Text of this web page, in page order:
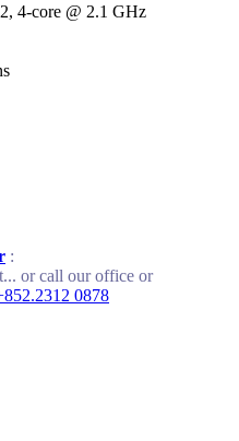
4-core @ 2.1 GHz
:
or call our office or
0878